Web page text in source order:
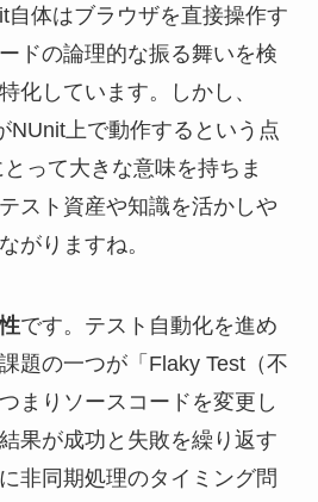
自体はブラウザを直接操作す
ドの論理的な振る舞いを検
化しています。しかし、
NUnit上で動作するという点
って大きな意味を持ちま
スト資産や知識を活かしや
がりますね。
です。テスト自動化を進め
題の一つが「Flaky Test（不
まりソースコードを変更し
果が成功と失敗を繰り返す
非同期処理のタイミング問